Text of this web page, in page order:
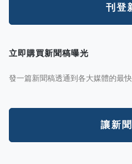
刊登
立即購買新聞稿曝光
發一篇新聞稿透通到各大媒體的最
讓新